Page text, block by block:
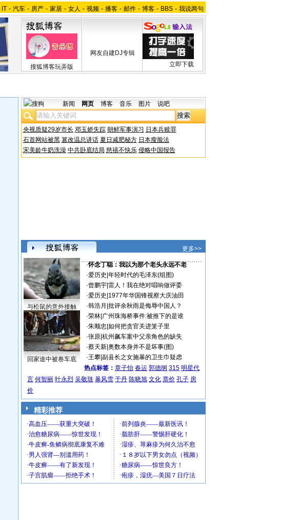
IT - 汽车 - 房产 - 家居 - 女人 - 视频 - 播客 - 邮件 - 博客 - BBS - 我说两句
搜狐博客玩弄版
网友自建DJ专辑
立即下载
新闻 网页 博客 音乐 图片 说吧
央视质疑29岁市长 邓玉娇失踪 朝鲜军事演习 日本兵赎罪
石首网站被黑 篡改温总讲话 夏日减肥秘方 日本瘦脸法
宋美龄牛奶洗澡 中共卧底结局 慈禧不快乐 侵略中国报告
更多>>
与松鼠的意外接触
回家途中被卷车底
·怀念丁聪：我以为那个老头永远不老
·爱历史 年轻时代的毛泽东(组图)
·曾鹏宇| 雷人！我在绝对唱响做评委
·爱历史 1977年华国锋视察大庆油田
·韩浩月 批评余秋雨是侮辱中国人？
·荣林| 广州珠海桥事件:被推下的是谁
·朱顺忠 如何把贪官关进笼子里
·张原| 杭州飙车案中父亲角色的缺失
·蔡天新| 奥数本身并不是坏事(图)
·王攀| 副县长之女施暴的卫生巾疑虑
热点标签： 章子怡 春运 郭德纲 315 明星代
言 何智丽 叶永烈 吴敬琏 暴风雪 于丹 陈晓旭 文化 票价 孔子 房
价
精彩推荐